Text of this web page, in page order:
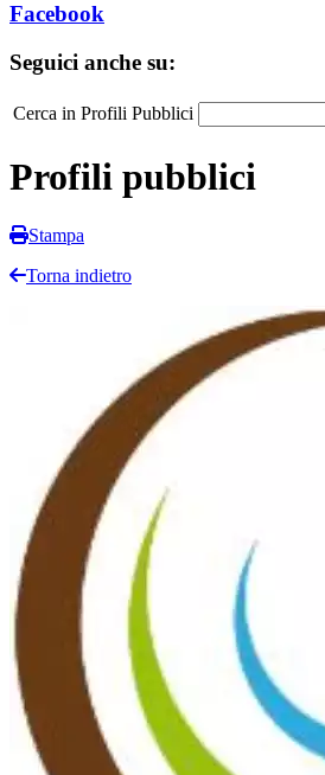
Facebook
Seguici anche su:
Cerca in Profili Pubblici
Profili pubblici
Stampa
Torna indietro